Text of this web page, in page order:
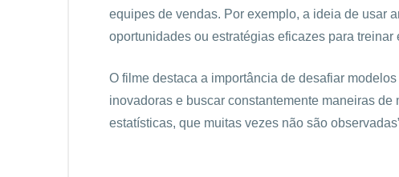
equipes de vendas. Por exemplo, a ideia de usar
oportunidades ou estratégias eficazes para treinar
O filme destaca a importância de desafiar
inovadoras e buscar constantemente maneiras
estatísticas, que muitas vezes não são